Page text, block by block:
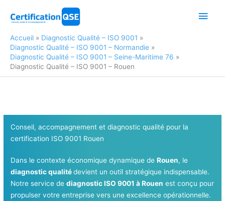
Accueil
Diagnostic Qualité – ISO 9001
Diagnostic Qualité – ISO 9001 – Normandie
Diagnostic Qualité – ISO 9001 – Seine-Maritime 76
Diagnostic Qualité – ISO 9001 – Rouen
Conseil, accompagnement et diagnostic qualité pour la
certification ISO 9001 Rouen
Dans le contexte économique dynamique deRouen, le
diagnostic qualitédevient un outil stratégique indispensable.
Notre service dediagnostic ISO 9001 à Rouen est conçu pour
propulser votre entreprise vers une excellence opérationnelle.